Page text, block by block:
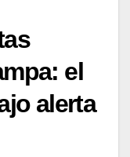
el
alerta